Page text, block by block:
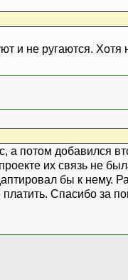
и не ругаются. Хотя
а потом добавился
их связь не
бы к нему.
Спасибо за